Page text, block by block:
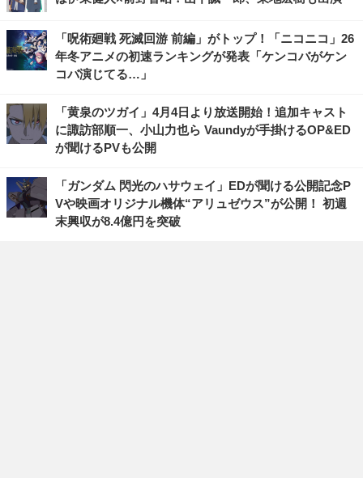
「呪術廻戦 死滅回游 前編」がトップ！「ニコニコ」26
年冬アニメの初速ランキングが発表「ケンコバがケン
コバ演じてる…」
「黄泉のツガイ」4月4日より放送開始！追加キャスト
に諏訪部順一、小山力也ら Vaundyが手掛けるOP&ED
が聞けるPVも公開
「ガンダム 閃光のハサウェイ」EDが聞ける公開記念P
Vや映画オリジナル機体“アリュゼウス”が公開！ 初週
末興収が8.4億円を突破